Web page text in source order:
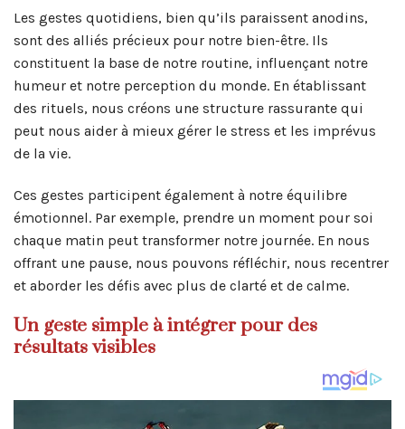
Les gestes quotidiens, bien qu’ils paraissent anodins,
sont des alliés précieux pour notre bien-être. Ils
constituent la base de notre routine, influençant notre
humeur et notre perception du monde. En établissant
des rituels, nous créons une structure rassurante qui
peut nous aider à mieux gérer le stress et les imprévus
de la vie.
Ces gestes participent également à notre équilibre
émotionnel. Par exemple, prendre un moment pour soi
chaque matin peut transformer notre journée. En nous
offrant une pause, nous pouvons réfléchir, nous recentrer
et aborder les défis avec plus de clarté et de calme.
Un geste simple à intégrer pour des
résultats visibles